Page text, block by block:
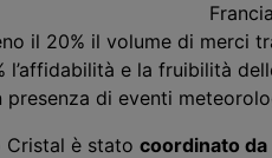
il 20% il volume di merci
l’affidabilità e la fruibilità
presenza di eventi
Cristal è stato coordinato